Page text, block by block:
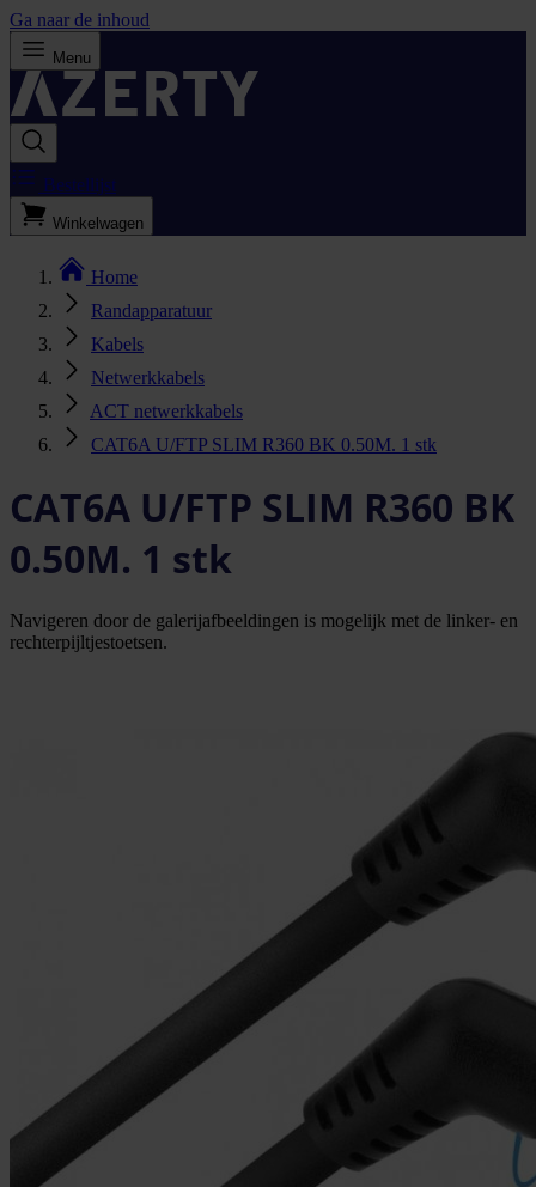
Ga naar de inhoud
Menu
Bestellijst
Winkelwagen
Home
Randapparatuur
Kabels
Netwerkkabels
ACT netwerkkabels
CAT6A U/FTP SLIM R360 BK 0.50M. 1 stk
CAT6A U/FTP SLIM R360 BK
0.50M. 1 stk
Navigeren door de galerijafbeeldingen is mogelijk met de linker- en
rechterpijltjestoetsen.